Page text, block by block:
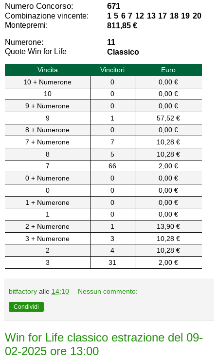
Numero Concorso: 671
Combinazione vincente:
1 5 6 7 12 13 17 18 19 20
Montepremi:
811,85 €
Numerone:
11
Quote Win for Life
Classico
Vincita Vincitori
Euro
10 + Numerone
0
0,00 €
10
0
0,00 €
9 + Numerone
0
0,00 €
9
1
57,52 €
8 + Numerone
0
0,00 €
7 + Numerone
7
10,28 €
8
5
10,28 €
7
66
2,00 €
0 + Numerone
0
0,00 €
0
0
0,00 €
1 + Numerone
0
0,00 €
1
0
0,00 €
2 + Numerone
1
13,90 €
3 + Numerone
3
10,28 €
2
4
10,28 €
3
31 2,00 €
bitfactory alle 14:10 Nessun commento:
Condividi
Win for Life classico estrazione del 09-
02-2025 ore 13:00